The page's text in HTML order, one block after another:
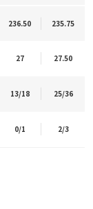
236.50 235.75
27 27.50
13/18 25/36
0/1 2/3